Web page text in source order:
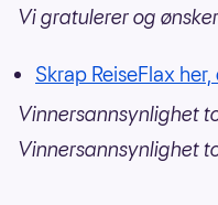
Vi gratulerer og
Skrap ReiseFlax
Vinnersannsynlighet
Vinnersannsynlighet